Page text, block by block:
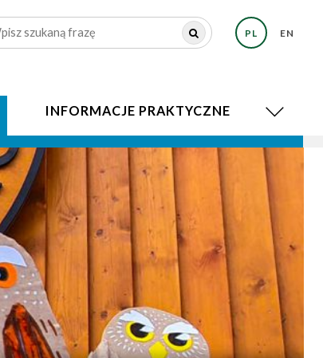
PL EN
INFORMACJE PRAKTYCZNE